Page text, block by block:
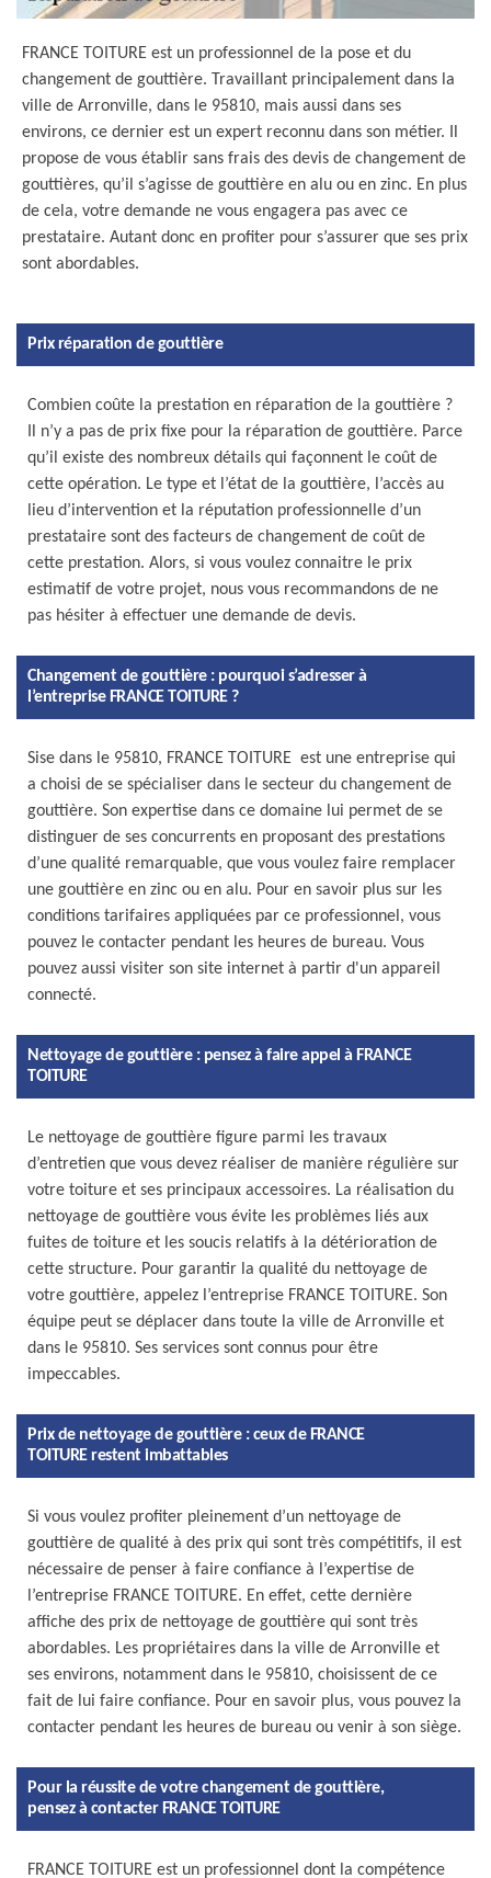
FRANCE TOITURE est un professionnel de la pose et du
changement de gouttière. Travaillant principalement dans la
ville de Arronville, dans le 95810, mais aussi dans ses
environs, ce dernier est un expert reconnu dans son métier. Il
propose de vous établir sans frais des devis de changement de
gouttières, qu’il s’agisse de gouttière en alu ou en zinc. En plus
de cela, votre demande ne vous engagera pas avec ce
prestataire. Autant donc en profiter pour s’assurer que ses prix
sont abordables.
Prix réparation de gouttière
Combien coûte la prestation en réparation de la gouttière ?
Il n’y a pas de prix fixe pour la réparation de gouttière. Parce
qu’il existe des nombreux détails qui façonnent le coût de
cette opération. Le type et l’état de la gouttière, l’accès au
lieu d’intervention et la réputation professionnelle d’un
prestataire sont des facteurs de changement de coût de
cette prestation. Alors, si vous voulez connaitre le prix
estimatif de votre projet, nous vous recommandons de ne
pas hésiter à effectuer une demande de devis.
Changement de gouttière : pourquoi s’adresser à
l’entreprise FRANCE TOITURE ?
Sise dans le 95810, FRANCE TOITURE est une entreprise qui
a choisi de se spécialiser dans le secteur du changement de
gouttière. Son expertise dans ce domaine lui permet de se
distinguer de ses concurrents en proposant des prestations
d’une qualité remarquable, que vous voulez faire remplacer
une gouttière en zinc ou en alu. Pour en savoir plus sur les
conditions tarifaires appliquées par ce professionnel, vous
pouvez le contacter pendant les heures de bureau. Vous
pouvez aussi visiter son site internet à partir d'un appareil
connecté.
Nettoyage de gouttière : pensez à faire appel à FRANCE
TOITURE
Le nettoyage de gouttière figure parmi les travaux
d’entretien que vous devez réaliser de manière régulière sur
votre toiture et ses principaux accessoires. La réalisation du
nettoyage de gouttière vous évite les problèmes liés aux
fuites de toiture et les soucis relatifs à la détérioration de
cette structure. Pour garantir la qualité du nettoyage de
votre gouttière, appelez l’entreprise FRANCE TOITURE. Son
équipe peut se déplacer dans toute la ville de Arronville et
dans le 95810. Ses services sont connus pour être
impeccables.
Prix de nettoyage de gouttière : ceux de FRANCE
TOITURE restent imbattables
Si vous voulez profiter pleinement d’un nettoyage de
gouttière de qualité à des prix qui sont très compétitifs, il est
nécessaire de penser à faire confiance à l’expertise de
l’entreprise FRANCE TOITURE. En effet, cette dernière
affiche des prix de nettoyage de gouttière qui sont très
abordables. Les propriétaires dans la ville de Arronville et
ses environs, notamment dans le 95810, choisissent de ce
fait de lui faire confiance. Pour en savoir plus, vous pouvez la
contacter pendant les heures de bureau ou venir à son siège.
Pour la réussite de votre changement de gouttière,
pensez à contacter FRANCE TOITURE
FRANCE TOITURE est un professionnel dont la compétence